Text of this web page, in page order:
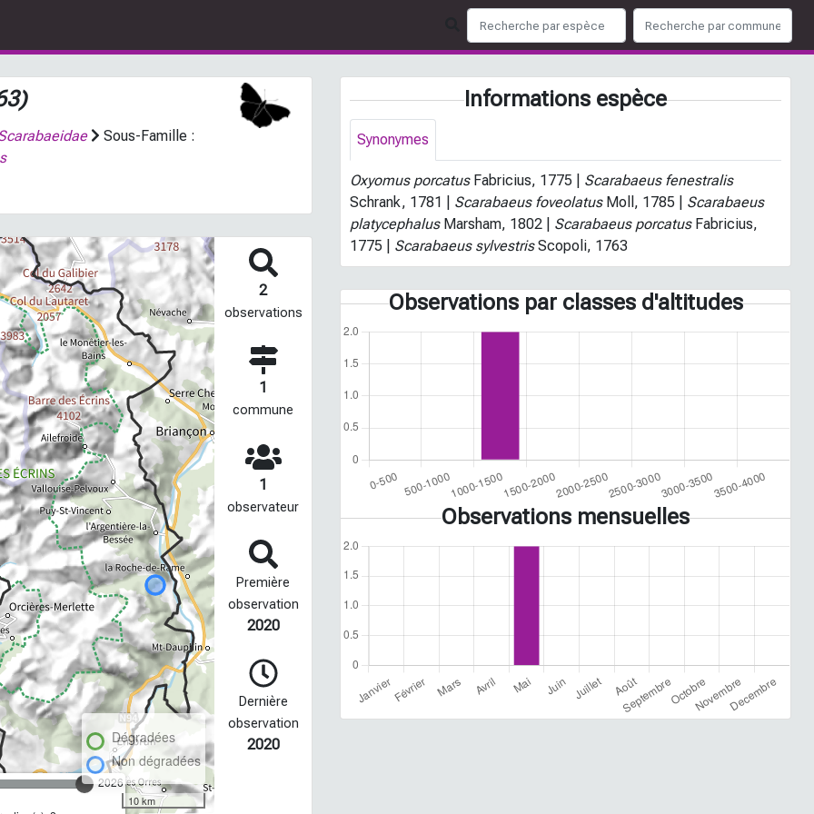
Sous-Famille :
2026
Dégradées
Non dégradées
10 km
2
observations
1
commune
1
observateur
Première
observation
2020
Dernière
observation
2020
Informations espèce
Synonymes
Oxyomus porcatusFabricius, 1775 | Scarabaeus fenestralis
Schrank, 1781 | Scarabaeus foveolatusMoll, 1785 | Scarabaeus
platycephalusMarsham, 1802 | Scarabaeus porcatusFabricius,
1775 | Scarabaeus sylvestrisScopoli, 1763
Observations par classes d'altitudes
Observations mensuelles